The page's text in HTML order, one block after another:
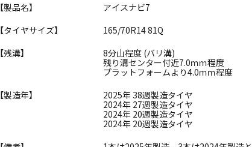
【製品名】
アイスナビ7
【タイヤサイズ】
165/70R14 81Q
【残溝】
8分山程度 (バリ溝)
残り溝センター付近7.0ｍｍ程度
プラットフォームより4.0ｍｍ程度
【製造年】
2025年 38週製造タイヤ
2024年 27週製造タイヤ
2024年 20週製造タイヤ
2024年 20週製造タイヤ